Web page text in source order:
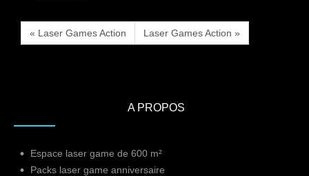
« Laser Games Action Laser Games Action »
A PROPOS
Espace laser game de 600 m²
Packs laser game anniversaire